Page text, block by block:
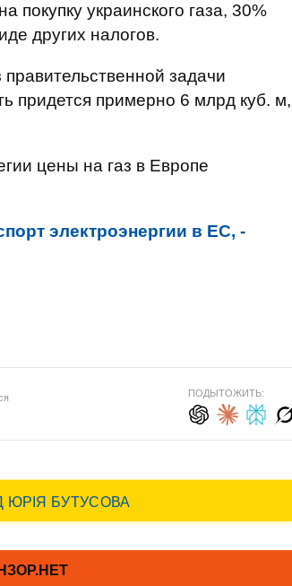
покупку украинского газа, 30%
других налогов.
задачи
придется примерно 6 млрд куб. м,
цены на газ в Европе
электроэнергии в ЕС, -
ПОДЫТОЖИТЬ: